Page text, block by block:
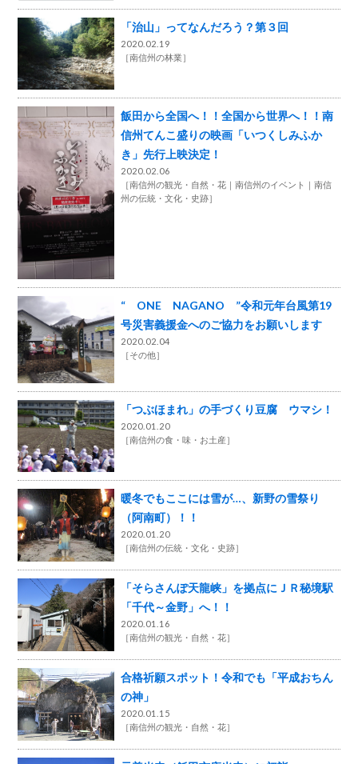
「治山」ってなんだろう？第３回
2020.02.19
［南信州の林業］
飯田から全国へ！！全国から世界へ！！南
信州てんこ盛りの映画「いつくしみふか
き」先行上映決定！
2020.02.06
［南信州の観光・自然・花 南信州のイベント
南信
州の伝統・文化・史跡］
“ ONE NAGANO ”令和元年台風第19
号災害義援金へのご協力をお願いします
2020.02.04
［その他］
「つぶほまれ」の手づくり豆腐 ウマシ！
2020.01.20
［南信州の食・味・お土産］
暖冬でもここには雪が…、新野の雪祭り
（阿南町）！！
2020.01.20
［南信州の伝統・文化・史跡］
「そらさんぽ天龍峡」を拠点にＪＲ秘境駅
「千代～金野」へ！！
2020.01.16
［南信州の観光・自然・花］
合格祈願スポット！令和でも「平成おちん
の神」
2020.01.15
［南信州の観光・自然・花］